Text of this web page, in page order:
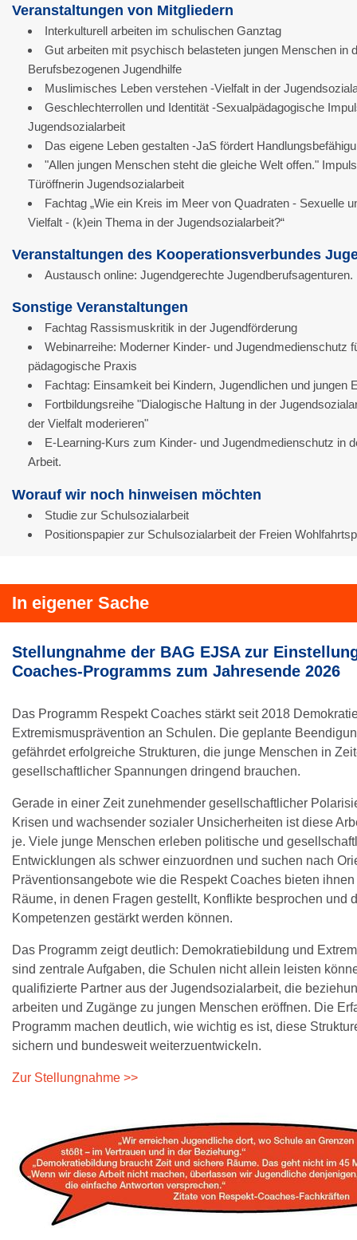
Veranstaltungen von Mitgliedern
Interkulturell arbeiten im schulischen Ganztag
Gut arbeiten mit psychisch belasteten jungen Menschen in
Berufsbezogenen Jugendhilfe
Muslimisches Leben verstehen -Vielfalt in der
Geschlechterrollen und Identität -Sexualpädagogische
Jugendsozialarbeit
Das eigene Leben gestalten -JaS fördert
"Allen jungen Menschen steht die gleiche Welt offen."
Türöffnerin Jugendsozialarbeit
Fachtag „Wie ein Kreis im Meer von Quadraten - Sexuelle
Vielfalt - (k)ein Thema in der Jugendsozialarbeit?“
Veranstaltungen des Kooperationsverbundes
Austausch online: Jugendgerechte Jugendberufsagenturen.
Sonstige Veranstaltungen
Fachtag Rassismuskritik in der Jugendförderung
Webinarreihe: Moderner Kinder- und Jugendmedienschutz
pädagogische Praxis
Fachtag: Einsamkeit bei Kindern, Jugendlichen und jungen
Fortbildungsreihe "Dialogische Haltung in der
der Vielfalt moderieren"
E-Learning-Kurs zum Kinder- und Jugendmedienschutz in
Arbeit.
Worauf wir noch hinweisen möchten
Studie zur Schulsozialarbeit
Positionspapier zur Schulsozialarbeit der Freien
In eigener Sache
Stellungnahme der BAG EJSA zur
Coaches-Programms zum Jahresende 2026
Das Programm Respekt Coaches stärkt seit 2018
Extremismusprävention an Schulen. Die geplante
gefährdet erfolgreiche Strukturen, die junge Menschen in
gesellschaftlicher Spannungen dringend brauchen.
Gerade in einer Zeit zunehmender gesellschaftlicher
Krisen und wachsender sozialer Unsicherheiten ist diese
je. Viele junge Menschen erleben politische und
Entwicklungen als schwer einzuordnen und suchen nach
Präventionsangebote wie die Respekt Coaches bieten
Räume, in denen Fragen gestellt, Konflikte besprochen und
Kompetenzen gestärkt werden können.
Das Programm zeigt deutlich: Demokratiebildung und
sind zentrale Aufgaben, die Schulen nicht allein leisten
qualifizierte Partner aus der Jugendsozialarbeit, die
arbeiten und Zugänge zu jungen Menschen eröffnen. Die
Programm machen deutlich, wie wichtig es ist, diese
sichern und bundesweit weiterzuentwickeln.
Zur Stellungnahme >>